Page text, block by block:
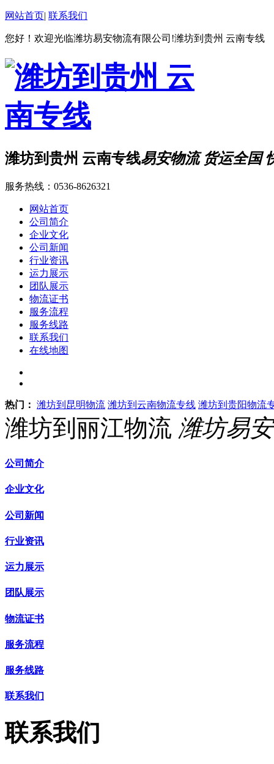
网站首页| 联系我们
您好！欢迎光临潍坊易安物流有限公司!潍坊到贵州 云南专线
潍坊到贵州 云南专线易安物流 货运全国
服务热线： 0536-8626321
网站首页
公司简介
企业文化
公司新闻
行业资讯
运力展示
团队展示
物流证书
服务流程
服务线路
联系我们
在线地图
热门： 潍坊到昆明物流 潍坊到云南物流专线 潍坊到贵阳物流
潍坊到丽江物流 潍坊易
公司简介
企业文化
公司新闻
行业资讯
运力展示
团队展示
物流证书
服务流程
服务线路
联系我们
联系我们